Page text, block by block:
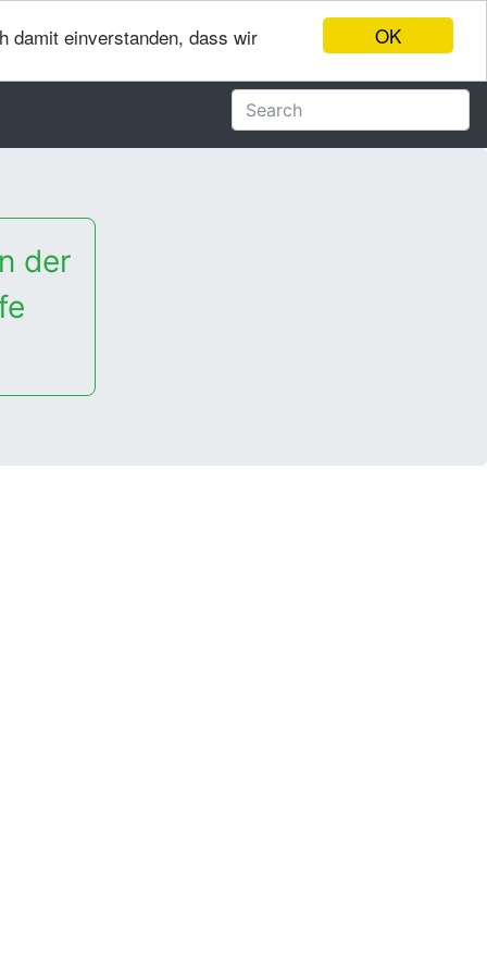
OK
damit einverstanden, dass wir
der